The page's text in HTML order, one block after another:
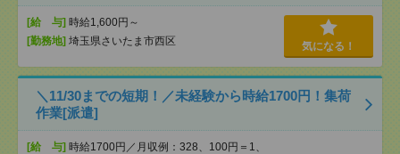
[給 与] 時給1,600円～
[勤務地] 埼玉県さいたま市西区 気になる！
＼11/30までの短期！／未経験から時給1700円！集荷
作業[派遣]
[給 与] 時給1700円／月収例：328、100円＝1、